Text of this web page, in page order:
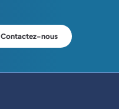
Contactez-nous